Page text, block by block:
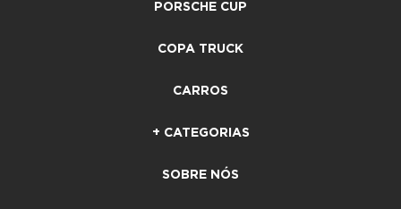
PORSCHE CUP
COPA TRUCK
CARROS
+ CATEGORIAS
SOBRE NÓS